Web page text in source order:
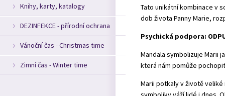
Tato unikátní kombinace v
dob života Panny Marie,
Psychická podpora:
Mandala symbolizuje Marii
která nám pomůže
Marii potkaly v životě
Knihy, karty, katalogy
DEZINFEKCE - přírodní ochrana
Vánoční čas - Christmas time
Zimní čas - Winter time